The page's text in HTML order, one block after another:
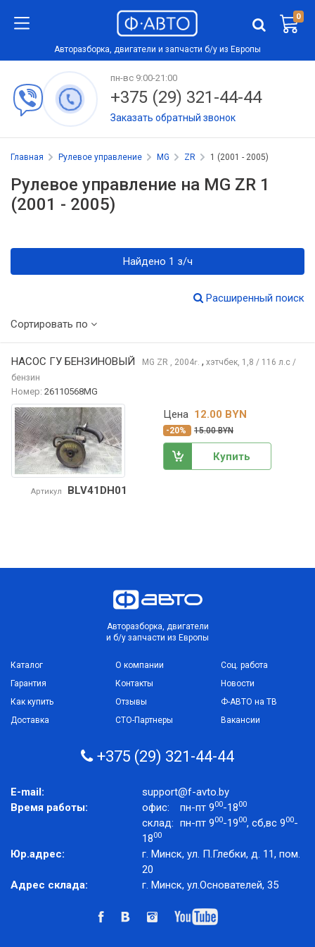
0
Авторазборка, двигатели и запчасти б/у из Европы
пн-вс 9:00-21:00
+375 (29) 321-44-44
Заказать обратный звонок
Главная Рулевое управление MG ZR 1 (2001 - 2005)
Рулевое управление на MG ZR 1
(2001 - 2005)
Найдено 1 з/ч
Расширенный поиск
Сортировать по
НАСОС ГУ БЕНЗИНОВЫЙ MG ZR , 2004г. , хэтчбек, 1,8 / 116 л.с /
бензин
Номер: 26110568MG
Артикул BLV41DH01
Цена 12.00 BYN
-20% 15.00 BYN
Купить
Авторазборка, двигатели
и б/у запчасти из Европы
Каталог
Гарантия
Как купить
Доставка
О компании
Контакты
Отзывы
СТО-Партнеры
Соц. работа
Новости
Ф-АВТО на ТВ
Вакансии
+375 (29) 321-44-44
E-mail:
support@f-avto.by
Время работы:
офис: пн-пт 900-1800
склад: пн-пт 900-1900, сб,вс 900-
1800
Юр.адрес:
г. Минск, ул. П.Глебки, д. 11, пом.
20
Адрес склада:
г. Минск, ул.Основателей, 35